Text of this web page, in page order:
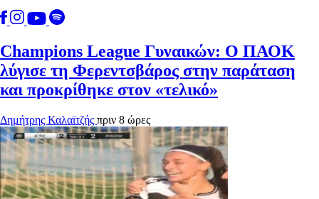
Champions League Γυναικών: Ο ΠΑΟΚ
λύγισε τη Φερεντσβάρος στην παράταση
και προκρίθηκε στον «τελικό»
Δημήτρης Καλαϊτζής πριν 8 ώρες